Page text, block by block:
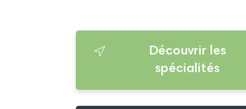
Découvrir les
spécialités